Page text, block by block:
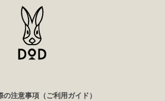
の注意事項（ご利用ガイド）